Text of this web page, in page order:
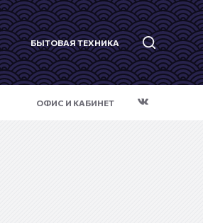
БЫТОВАЯ ТЕХНИКА
ОФИС И КАБИНЕТ